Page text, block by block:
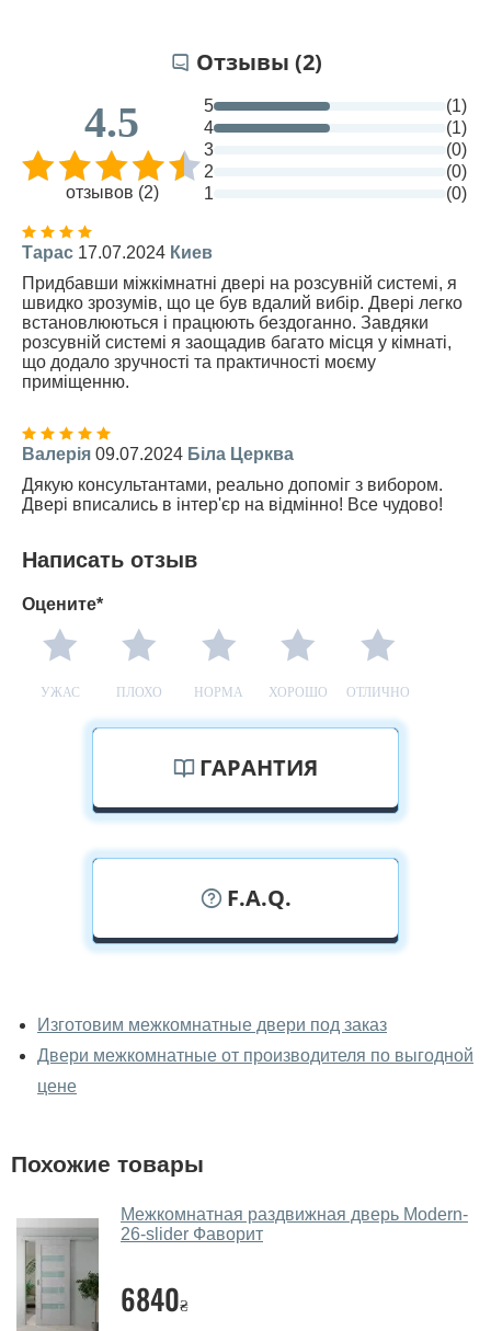
Отзывы (2)
4.5
отзывов (2)
5
(1)
4
(1)
3
(0)
2
(0)
1
(0)
Тарас 17.07.2024 Киев
Придбавши міжкімнатні двері на розсувній системі, я
швидко зрозумів, що це був вдалий вибір. Двері легко
встановлюються і працюють бездоганно. Завдяки
розсувній системі я заощадив багато місця у кімнаті,
що додало зручності та практичності моєму
приміщенню.
Валерія 09.07.2024 Біла Церква
Дякую консультантами, реально допоміг з вибором.
Двері вписались в інтер'єр на відмінно! Все чудово!
Написать отзыв
Оцените*
УЖАС ПЛОХО НОРМА ХОРОШО ОТЛИЧНО
ГАРАНТИЯ
F.A.Q.
межкомнатные двери фаворит
вживую?
Да, можно посмотреть межкомнатные двери фаворит
дверей.
межкомнатные двери фаворит?
Изготовим межкомнатные двери под заказ
Двери межкомнатные от производителя по выгодной
цене
Похожие товары
Межкомнатная раздвижная дверь Modern-
26-slider Фаворит
6840₴